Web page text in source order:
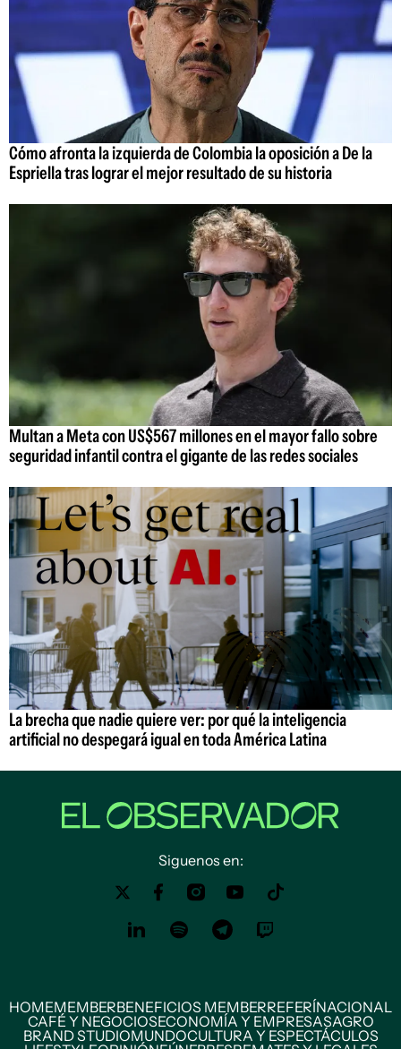
Cómo afronta la izquierda de Colombia la oposición a De la
Espriella tras lograr el mejor resultado de su historia
Multan a Meta con US$567 millones en el mayor fallo sobre
seguridad infantil contra el gigante de las redes sociales
La brecha que nadie quiere ver: por qué la inteligencia
artificial no despegará igual en toda América Latina
Siguenos en:
HOMEMEMBERBENEFICIOS MEMBERREFERÍNACIONAL
CAFÉ Y NEGOCIOSECONOMÍA Y EMPRESASAGRO
BRAND STUDIOMUNDOCULTURA Y ESPECTÁCULOS